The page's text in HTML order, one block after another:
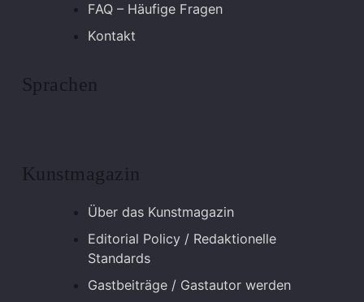
FAQ – Häufige Fragen
Kontakt
Sprachen
Kunstmagazin
Über das Kunstmagazin
Editorial Policy / Redaktionelle
Standards
Gastbeiträge / Gastautor werden